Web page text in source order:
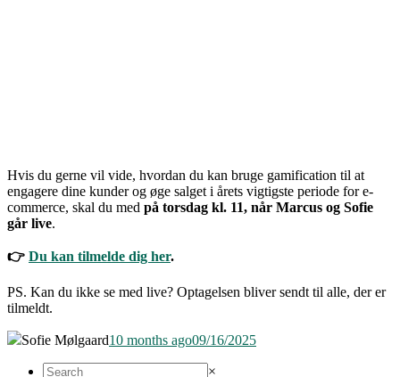
Hvis du gerne vil vide, hvordan du kan bruge gamification til at
engagere dine kunder og øge salget i årets vigtigste periode for e-
commerce, skal du med på torsdag kl. 11, når Marcus og Sofie
går live.
👉 Du kan tilmelde dig her.
PS. Kan du ikke se med live? Optagelsen bliver sendt til alle, der er
tilmeldt.
Sofie Mølgaard10 months ago09/16/2025
×